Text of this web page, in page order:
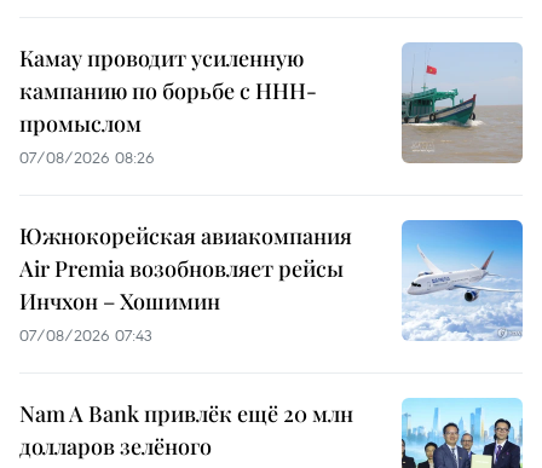
Камау проводит усиленную
кампанию по борьбе с ННН-
промыслом
07/08/2026 08:26
Южнокорейская авиакомпания
Air Premia возобновляет рейсы
Инчхон – Хошимин
07/08/2026 07:43
Nam A Bank привлёк ещё 20 млн
долларов зелёного